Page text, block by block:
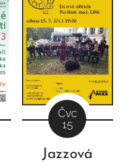
Čvc
15
Jazzová